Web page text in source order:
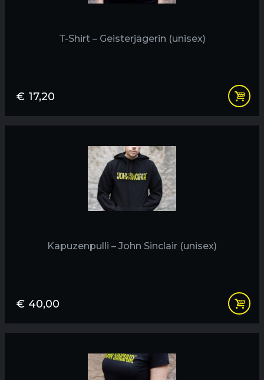
T-Shirt – Geisterjägerin (unisex)
€ 17,20
Kapuzenpulli – John Sinclair (unisex)
€ 40,00